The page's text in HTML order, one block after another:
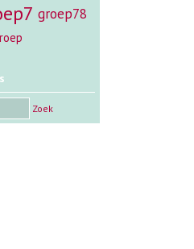
groep78
Zoek